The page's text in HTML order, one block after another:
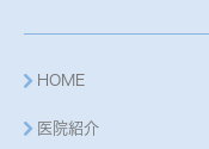
HOME
医院紹介